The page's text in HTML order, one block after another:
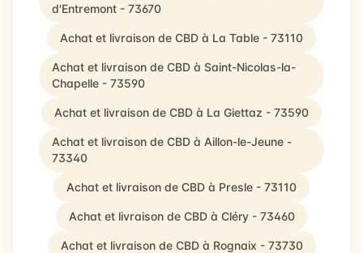
d'Entremont - 73670
Achat et livraison de CBD à La Table - 73110
Achat et livraison de CBD à Saint-Nicolas-la-
Chapelle - 73590
Achat et livraison de CBD à La Giettaz - 73590
Achat et livraison de CBD à Aillon-le-Jeune -
73340
Achat et livraison de CBD à Presle - 73110
Achat et livraison de CBD à Cléry - 73460
Achat et livraison de CBD à Rognaix - 73730